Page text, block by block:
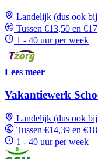
Landelijk (dus ook
Tussen €13,50 en
1 - 40 uur per week
Lees meer
Vakantiewerk
Landelijk (dus ook
Tussen €14,39 en
1 - 40 uur per week